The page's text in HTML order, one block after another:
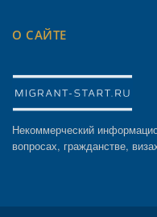
О САЙТЕ
Некоммерческий
вопросах, гражданстве,